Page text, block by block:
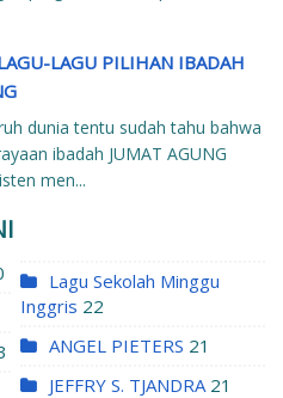
LAGU PILIHAN IBADAH
dunia tentu sudah tahu bahwa
ibadah JUMAT AGUNG
men...
Lagu Sekolah Minggu
Inggris 22
ANGEL PIETERS 21
JEFFRY S. TJANDRA 21